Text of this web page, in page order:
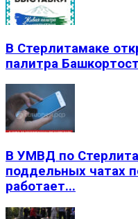
В Стерлитамаке
палитра
В УМВД по
поддельных чатах
работает...